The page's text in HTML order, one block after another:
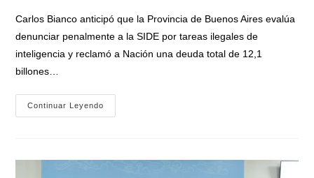
Carlos Bianco anticipó que la Provincia de Buenos Aires evalúa
denunciar penalmente a la SIDE por tareas ilegales de
inteligencia y reclamó a Nación una deuda total de 12,1
billones…
Continuar Leyendo
Ilegal
Provincia